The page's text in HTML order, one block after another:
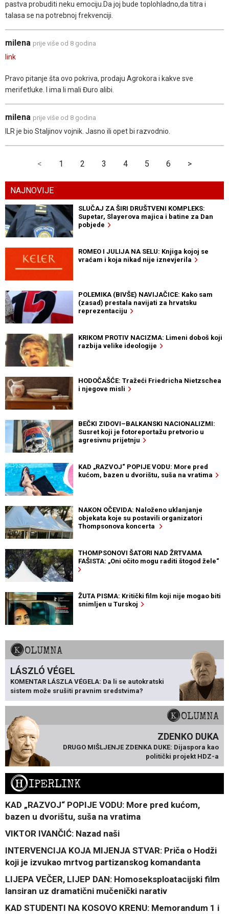
pastva probuditi neku emociju.Da joj bude toplohladno,da titra i
talasa se na potrebnoj frekvenciji.
milena prije više od 8 godina
link
Pravo pitanje šta ovo pokriva, prodaju Agrokora i kakve sve
merifetluke. I ima li mali Đuro alibi.
milena prije više od 8 godina
ILR je bio Staljinov vojnik. Jasno ili opet bi razvodnio.
< 1 2 3 4 5 6 >
NAJNOVIJE
SLUČAJ ZA ŠIRI DRUŠTVENI KOMPLEKS:
Supetar, Slayerova majica i batine za Dan
pobjede
ROMEO I JULIJA NA SELU: Knjiga kojoj se
vraćam i koja nikad nije iznevjerila
POLEMIKA (BIVŠE) NAVIJAČICE: Kako sam
(zasad) prestala navijati za hrvatsku
reprezentaciju
KRIKOM PROTIV NACIZMA: Limeni doboš koji
razbija velike ideologije
HODOČAŠĆE: Tražeći Friedricha Nietzschea
i njegove misli
BEČKI ZIDOVI–BALKANSKI NACIONALIZMI:
Susret koji je fotoreportažu pretvorio u
agresivnu prijetnju
KAD „RAZVOJ“ POPIJE VODU: More pred
kućom, bazen u dvorištu, suša na vratima
NAKON OČEVIDA: Naloženo uklanjanje
objekata koje su postavili organizatori
Thompsonova koncerta
THOMPSONOVI ŠATORI NAD ŽRTVAMA
FAŠISTA: „Oni očito mogu raditi štogod žele“
ŽUTA PISMA: Kritički film koji nije mogao biti
snimljen u Turskoj
KOLUMNA
LÁSZLÓ VÉGEL
KOMENTAR LÁSZLA VÉGELA: Da li se autokratski
sistem može srušiti pravnim sredstvima?
KOLUMNA
ZDENKO DUKA
DRUGO MIŠLJENJE ZDENKA DUKE: Dijaspora kao
politički projekt HDZ-a
HIPERLINK
KAD „RAZVOJ“ POPIJE VODU: More pred kućom,
bazen u dvorištu, suša na vratima
VIKTOR IVANČIĆ: Nazad naši
INTERVENCIJA KOJA MIJENJA STVAR: Priča o Hodži
koji je izvukao mrtvog partizanskog komandanta
LIJEPA VEČER, LIJEP DAN: Homoseksploatacijski film
lansiran uz dramatični mučenički narativ
KAD STUDENTI NA KOSOVO KRENU: Memorandum 1 i